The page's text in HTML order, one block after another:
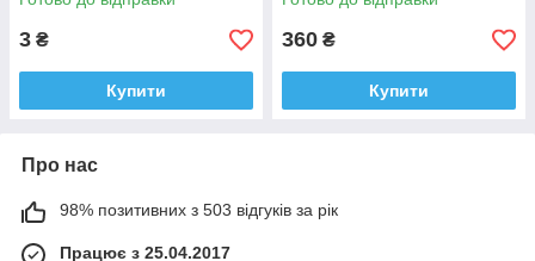
3 ₴
Купити
360 ₴
Купити
Про нас
98% позитивних з 503 відгуків за рік
Працює з 25.04.2017